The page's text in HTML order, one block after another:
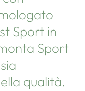
Sport in
Sport
qualità.